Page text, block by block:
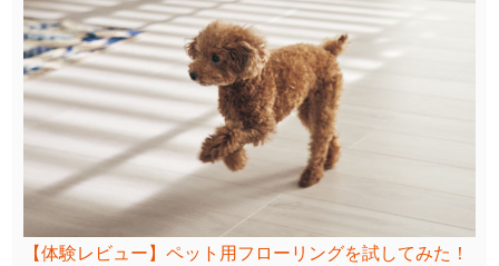
【体験レビュー】ペット用フローリングを試してみた！